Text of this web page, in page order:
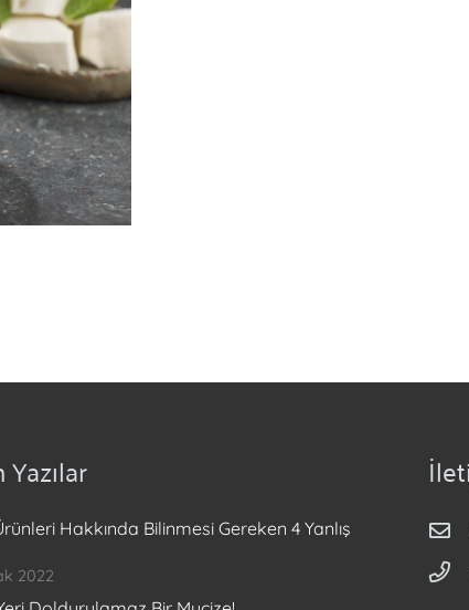
Yazılar
Hakkında Bilinmesi Gereken 4 Yanlış
2022